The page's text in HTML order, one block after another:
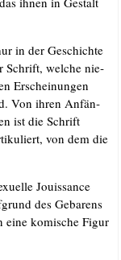
in der Geschich­te
Schrift, wel­che nie­
Erschei­nun­gen
Von ihren Anfän­
ist die Schrift
von dem die
Jouis­sance
des Geba­rens
eine komi­sche Figur